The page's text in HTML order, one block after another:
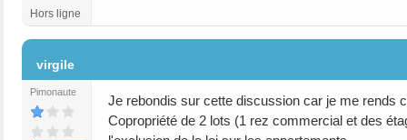
Hors ligne
virgile
Pimonaute
Je rebondis sur cette discussion car je me rends
Copropriété de 2 lots (1 rez commercial et des